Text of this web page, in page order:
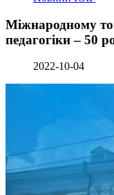
Міжнародному
педагогіки – 50
2022-10-04